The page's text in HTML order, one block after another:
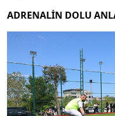
ADRENALİN DOLU